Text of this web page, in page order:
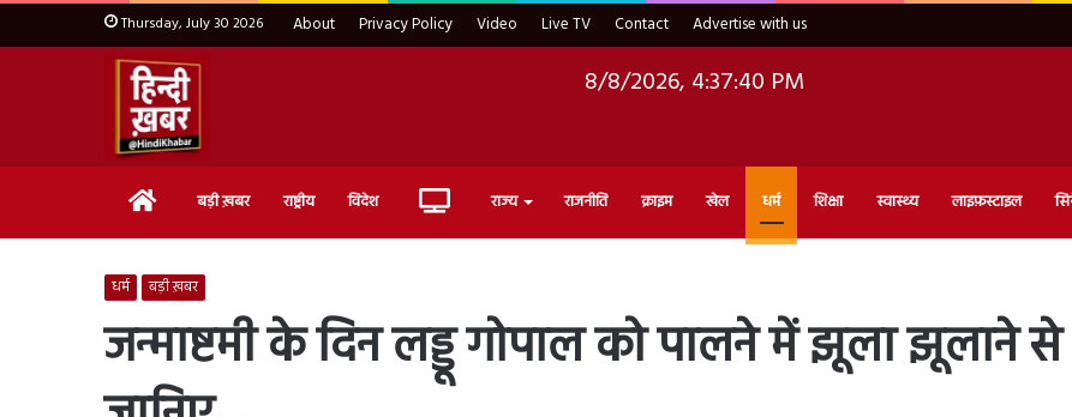
Thursday, July 30 2026 About Privacy Policy Video Live TV Contact Advertise with us
8/8/2026, 4:37:42 PM
Home बड़ी ख़बर राष्ट्रीय विदेश Live राज्य राजनीति क्राइम खेल धर्म शिक्षा स्वास्थ्य लाइफ़स्टाइल
धर्म बड़ी ख़बर
जन्माष्टमी के दिन लड्डू गोपाल को पालने में झूला झूलाने